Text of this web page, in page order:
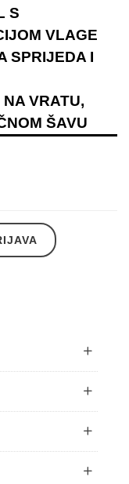
S
VLAGE
SPRIJEDA I
VRATU,
ŠAVU